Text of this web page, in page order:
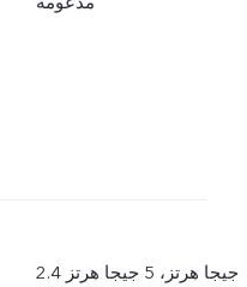
2.4 جيجا هرتز، 5 جيجا هرتز